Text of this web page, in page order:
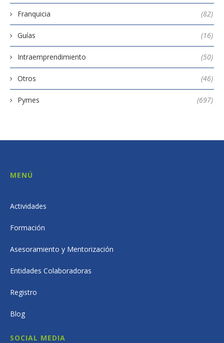
Franquicia (82)
Guías (16)
Intraemprendimiento (50)
Otros (46)
Pymes (697)
MENÚ
Actividades
Formación
Asesoramiento y Mentorización
Entidades Colaboradoras
Registro
Blog
SOCIAL MEDIA